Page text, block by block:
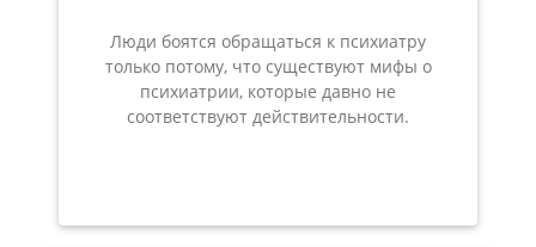
Люди боятся обращаться к психиатру
только потому, что существуют мифы о
психиатрии, которые давно не
соответствуют действительности.